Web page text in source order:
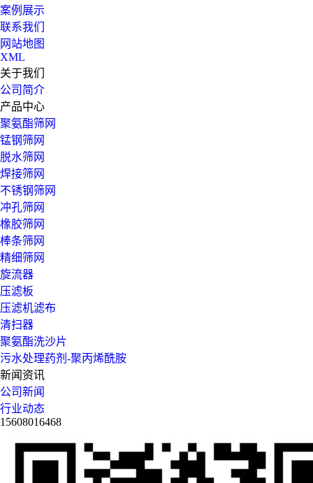
案例展示
联系我们
网站地图
XML
关于我们
公司简介
产品中心
聚氨酯筛网
锰钢筛网
脱水筛网
焊接筛网
不锈钢筛网
冲孔筛网
橡胶筛网
棒条筛网
精细筛网
旋流器
压滤板
压滤机滤布
清扫器
聚氨酯洗沙片
污水处理药剂-聚丙烯酰胺
新闻资讯
公司新闻
行业动态
15608016468